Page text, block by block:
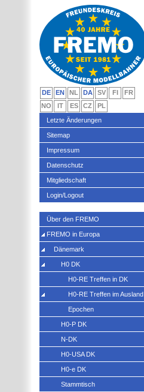
DE EN NL DA SV FI
FR
NO
IT ES CZ
PL
Letzte Änderungen
Sitemap
Impressum
Datenschutz
Mitgliedschaft
Login/Logout
Über den FREMO
FREMO in Europa
Dänemark
H0 DK
H0-RE Treffen in DK
H0-RE Treffen im Ausland
Epochen
H0-P DK
N-DK
H0-USA DK
H0-e DK
Stammtisch